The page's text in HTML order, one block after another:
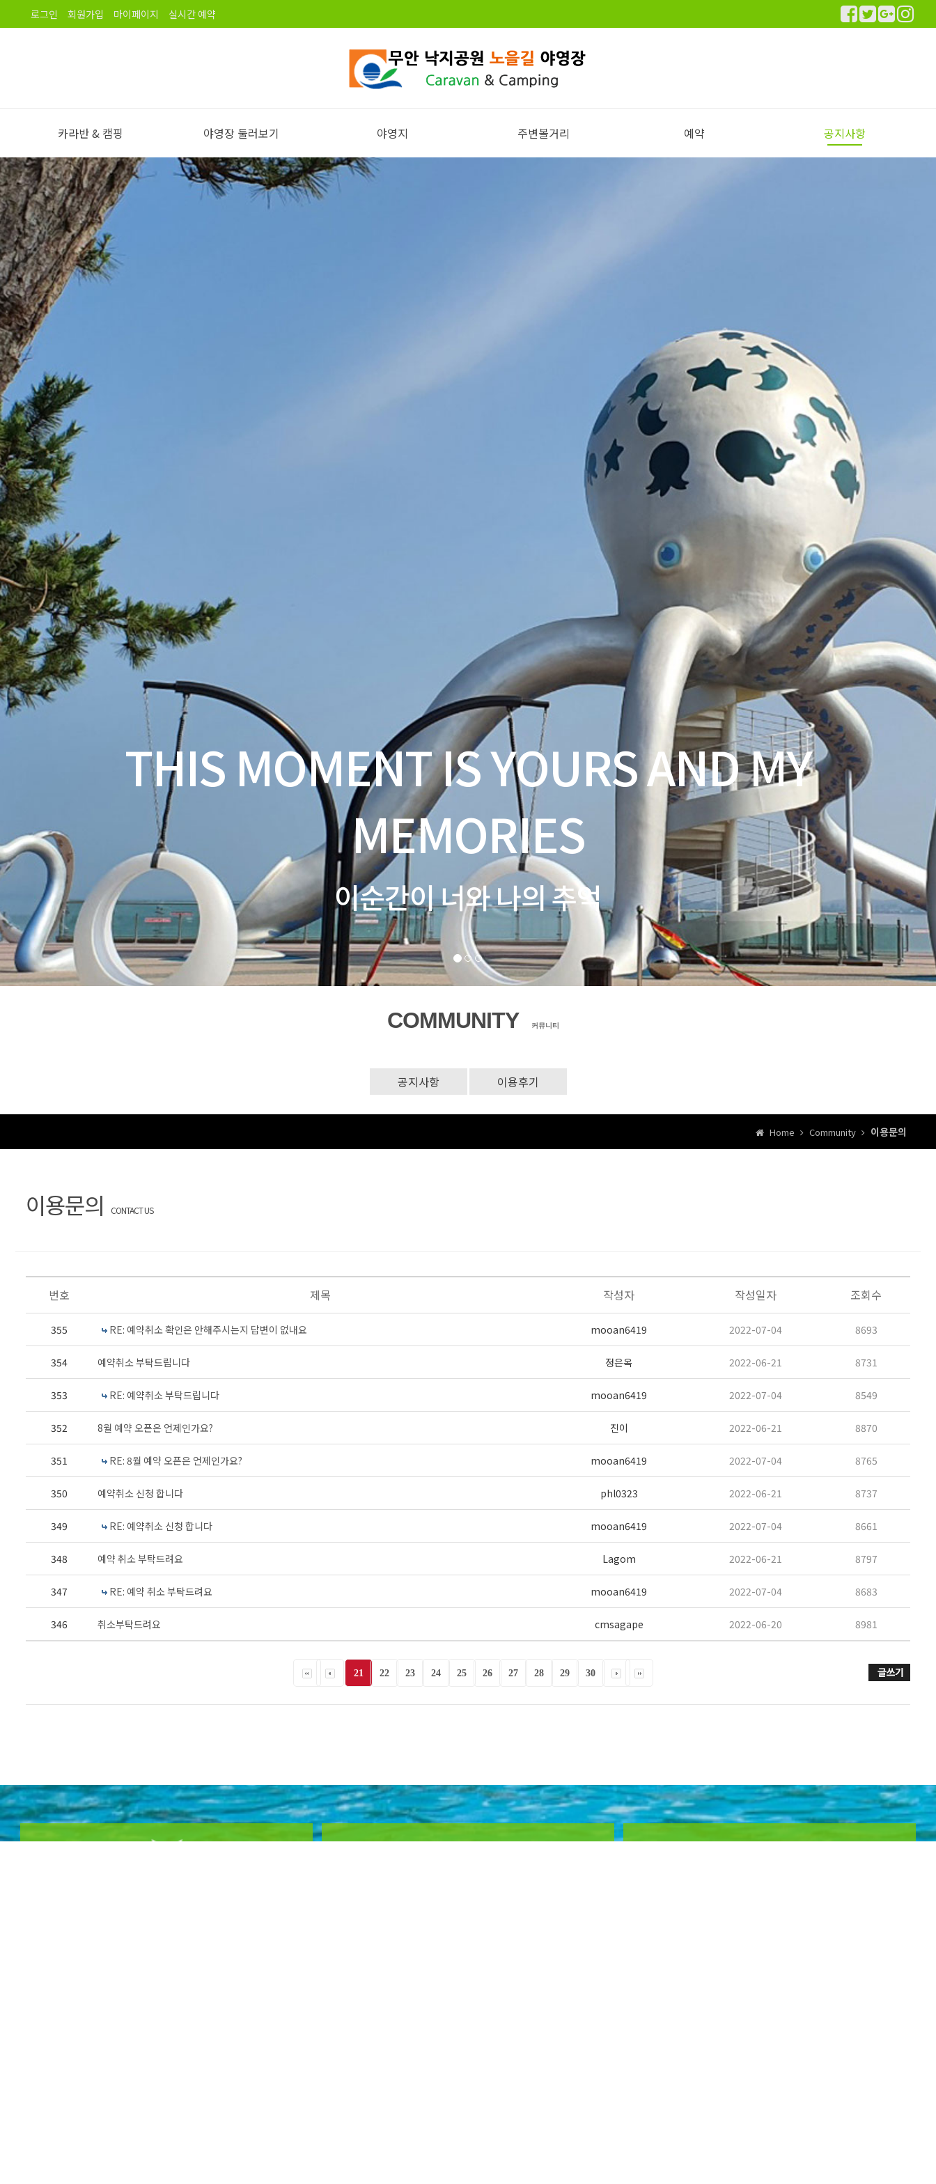
로그인 회원가입 마이페이지 실시간 예약
카라반 & 캠핑
야영장 소개
오시는길
야영장 둘러보기
야영장 전경
노을길야영장 이용안내
야영지
전체보기
주변볼거리 예약 공지사항
COMMUNITY 커뮤니티
공지사항 이용후기
Home Community 이용문의
이용문의 CONTACT US
번호 제목 작성자 작성일자 조회수
355 RE: 예약취소 확인은 안해주시는지 답변이 없내요 mooan6419 2022-07-04 8693
354 예약취소 부탁드립니다 정은옥 2022-06-21 8731
353 RE: 예약취소 부탁드립니다 mooan6419 2022-07-04 8549
352 8월 예약 오픈은 언제인가요? 진이 2022-06-21 8870
351 RE: 8월 예약 오픈은 언제인가요? mooan6419 2022-07-04 8765
350 예약취소 신청 합니다 phl0323 2022-06-21 8737
349 RE: 예약취소 신청 합니다 mooan6419 2022-07-04 8661
348 예약 취소 부탁드려요 Lagom 2022-06-21 8797
347 RE: 예약 취소 부탁드려요 mooan6419 2022-07-04 8683
346 취소부탁드려요 cmsagape 2022-06-20 8981
21 22 23 24 25 26 27 28 29 30